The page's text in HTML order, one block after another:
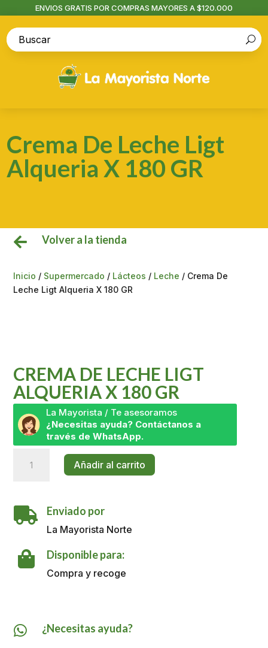
ENVIOS GRATIS POR COMPRAS MAYORES A $120.000
Crema De Leche Ligt
Alqueria X 180 GR
 Volver a la tienda
Inicio / Supermercado / Lácteos / Leche / Crema De
Leche Ligt Alqueria X 180 GR
CREMA DE LECHE LIGT
ALQUERIA X 180 GR
La Mayorista / Te asesoramos
¿Necesitas ayuda? Contáctanos a
través de WhatsApp.
Alqueria
X
GR
cantidad
Añadir al carrito
 Enviado por
La Mayorista Norte
 Disponible para:
Compra y recoge
 ¿Necesitas ayuda?